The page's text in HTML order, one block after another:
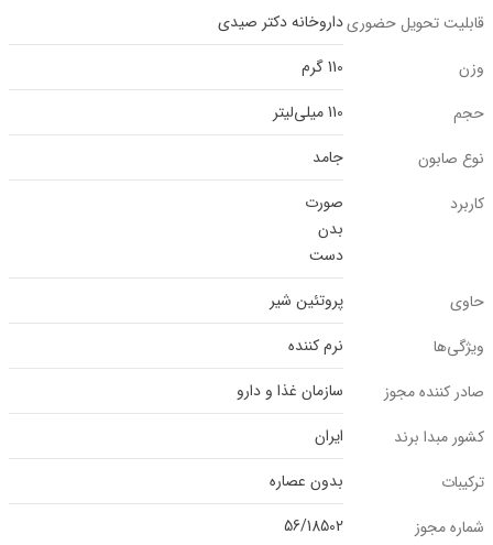
قابلیت تحویل حضوریداروخانه دکتر صیدی
وزن
110 گرم
حجم
110 میلی‌لیتر
نوع صابون
جامد
کاربرد
صورت
بدن
دست
حاوی
پروتئین شیر
ویژگی‌ها
نرم کننده
صادر کننده مجوز
سازمان غذا و دارو
کشور مبدا برند
ایران
ترکیبات
بدون عصاره
شماره مجوز
56/18502